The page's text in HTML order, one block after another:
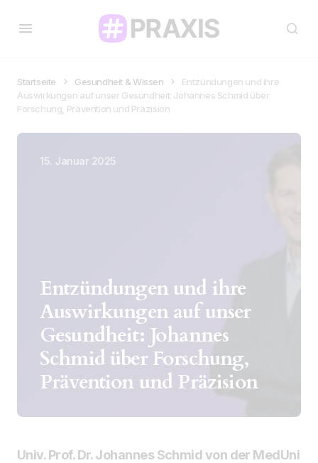
Startseite Gesundheit & Wissen
Entzündungen und ihre
Auswirkungen auf unser Gesundheit: Johannes Schmid über
Forschung, Prävention und Präzision
15. Januar 2025
Entzündungen und ihre
Auswirkungen auf unser
Gesundheit: Johannes
Schmid über Forschung,
Prävention und Präzision
Univ. Prof. Dr. Johannes Schmid von der MedUni